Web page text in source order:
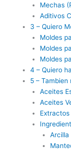
Mechas
Aditivos
3 – Quiero
Moldes
Moldes
Moldes
4 – Quiero
5 –
Aceites
Aceites
Arcilla